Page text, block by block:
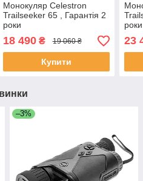
Монокуляр Celestron
Trailseeker 65 , Гарантія 2
роки
18 490₴ 19 060 ₴
Купити
роки
23
–3%